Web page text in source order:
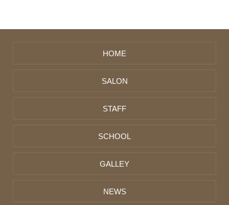
HOME
SALON
STAFF
SCHOOL
GALLEY
NEWS